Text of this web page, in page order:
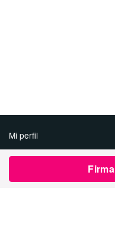
Mi perfil
Conócenos
Política de Privacidad &